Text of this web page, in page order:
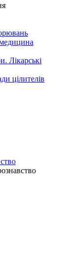
Лікарські
цілителів